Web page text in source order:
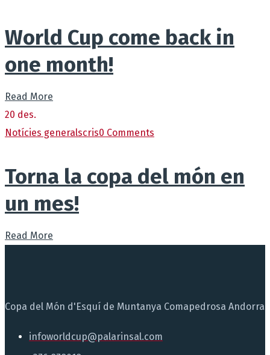
World Cup come back in
one month!
Read More
20 des.
Notícies generalscris0 Comments
Torna la copa del món en
un mes!
Read More
Copa del Món d'Esquí de Muntanya Comapedrosa Andorra
infoworldcup@palarinsal.com